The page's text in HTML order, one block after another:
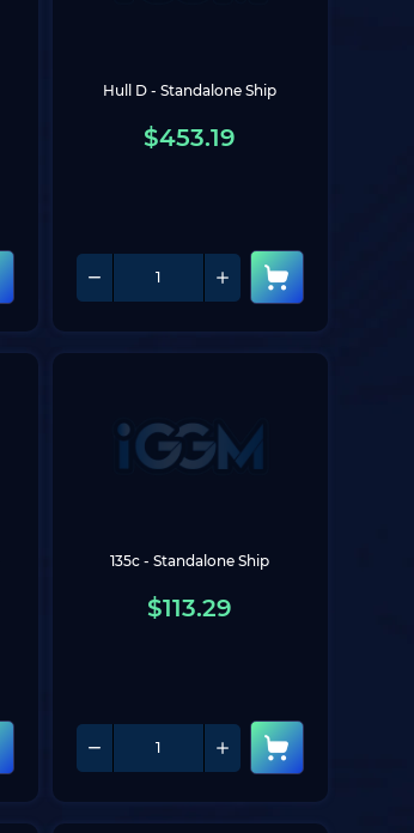
Hull D - Standalone Ship
$453.19
135c - Standalone Ship
$113.29